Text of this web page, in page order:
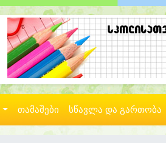
თამაშები სწავლა და გართობა